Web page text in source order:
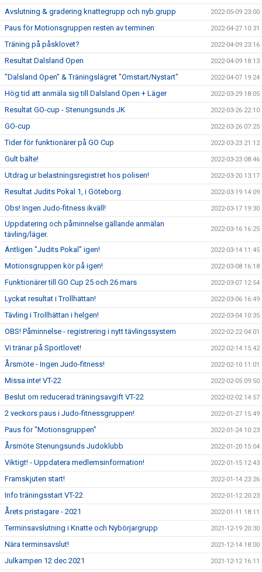
Avslutning & gradering knattegrupp och nyb.grupp 2022-05-09 23:00
Paus för Motionsgruppen resten av terminen 2022-04-27 10:31
Träning på påsklovet? 2022-04-09 23:16
Resultat Dalsland Open 2022-04-09 18:13
"Dalsland Open" & Träningslägret "Omstart/Nystart" 2022-04-07 19:24
Hög tid att anmäla sig till Dalsland Open + Läger 2022-03-29 18:05
Resultat GO-cup - Stenungsunds JK 2022-03-26 22:10
GO-cup 2022-03-26 07:25
Tider för funktionärer på GO Cup 2022-03-23 21:12
Gult bälte! 2022-03-23 08:46
Utdrag ur belastningsregistret hos polisen! 2022-03-20 13:17
Resultat Judits Pokal 1, i Göteborg. 2022-03-19 14:09
Obs! Ingen Judo-fitness ikväll! 2022-03-17 19:30
Uppdatering och påminnelse gällande anmälan
tävling/läger.
2022-03-16 16:25
Äntligen "Judits Pokal" igen! 2022-03-14 11:45
Motionsgruppen kör på igen! 2022-03-08 16:18
Funktionärer till GO Cup 25 och 26 mars 2022-03-07 12:54
Lyckat resultat i Trollhättan! 2022-03-06 16:49
Tävling i Trollhättan i helgen! 2022-03-04 10:35
OBS! Påminnelse - registrering i nytt tävlingssystem 2022-02-22 04:01
Vi tränar på Sportlovet! 2022-02-14 15:42
Årsmöte - Ingen Judo-fitness! 2022-02-10 11:01
Missa inte! VT-22 2022-02-05 09:50
Beslut om reducerad träningsavgift VT-22 2022-02-02 14:57
2 veckors paus i Judo-fitnessgruppen! 2022-01-27 15:49
Paus för "Motionsgruppen" 2022-01-24 10:23
Årsmöte Stenungsunds Judoklubb 2022-01-20 15:04
Viktigt! - Uppdatera medlemsinformation! 2022-01-15 12:43
Framskjuten start! 2022-01-14 23:26
Info träningsstart VT-22 2022-01-12 20:23
Årets pristagare - 2021 2022-01-11 18:11
Terminsavslutning i Knatte och Nybörjargrupp 2021-12-19 20:30
Nära terminsavslut! 2021-12-14 18:00
Julkampen 12 dec 2021 2021-12-12 16:11